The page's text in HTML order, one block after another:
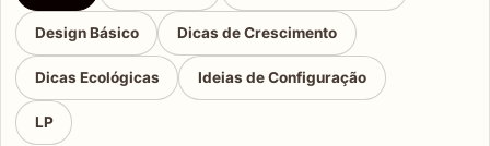
Design Básico Dicas de Crescimento
Dicas Ecológicas Ideias de Configuração
LP